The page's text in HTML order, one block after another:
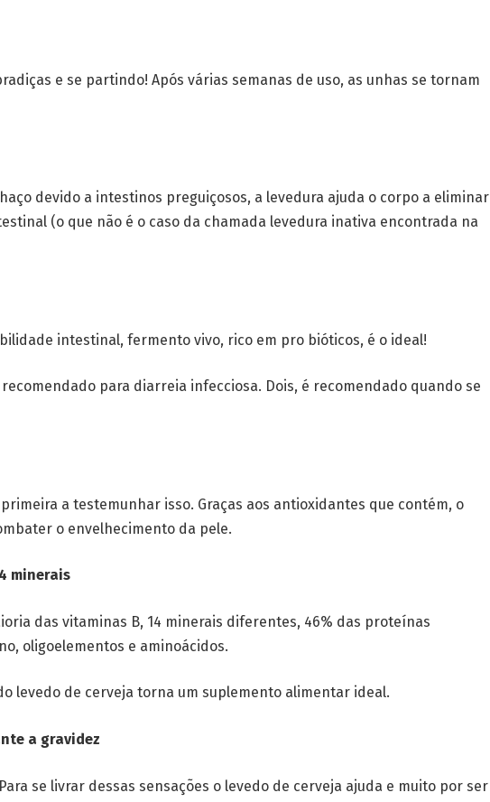
e se partindo! Após várias semanas de uso, as unhas se tornam
devido a intestinos preguiçosos, a levedura ajuda o corpo a eliminar
(o que não é o caso da chamada levedura inativa encontrada na
intestinal, fermento vivo, rico em pro bióticos, é o ideal!
para diarreia infecciosa. Dois, é recomendado quando se
a testemunhar isso. Graças aos antioxidantes que contém, o
o envelhecimento da pele.
minerais
das vitaminas B, 14 minerais diferentes, 46% das proteínas
oligoelementos e aminoácidos.
levedo de cerveja torna um suplemento alimentar ideal.
a gravidez
se livrar dessas sensações o levedo de cerveja ajuda e muito por ser